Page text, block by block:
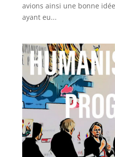
avions ainsi une bonne
ayant eu...